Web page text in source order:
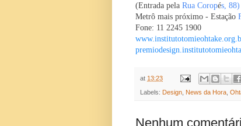
(Entrada pela Rua Coropés,
Metrô mais próximo - Estação
Fone: 11 2245 1900
www.institutotomieohtake.org.
premiodesign.
at 13:23
Labels: Design News da Hora
Nenhum